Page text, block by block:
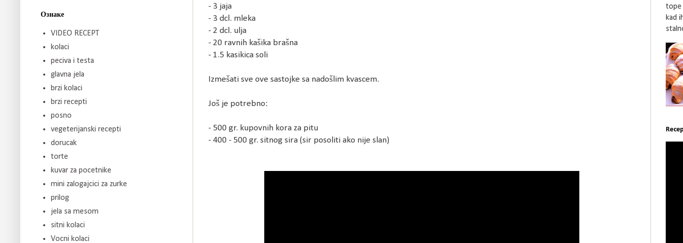
- 3 jaja
- 3 dcl. mleka
- 2 dcl. ulja
- 20 ravnih kašika brašna
- 1.5 kasikica soli
Izmešati sve ove sastojke sa nadošlim kvascem.
Još je potrebno:
- 500 gr. kupovnih kora za pitu
- 400 - 500 gr. sitnog sira (sir posoliti ako nije slan)
Ознаке
VIDEO RECEPT
kolaci
peciva i testa
glavna jela
brzi kolaci
brzi recepti
posno
vegeterijanski recepti
dorucak
torte
kuvar za pocetnike
mini zalogajcici za zurke
prilog
jela sa mesom
sitni kolaci
Vocni kolaci
tope
kad